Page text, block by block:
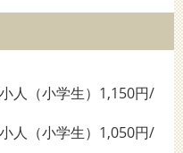
人（小学生）1,150円/
人（小学生）1,050円/